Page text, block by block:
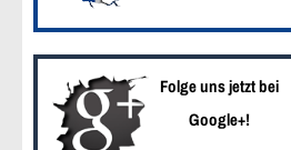
Folge uns jetzt bei
Google+!